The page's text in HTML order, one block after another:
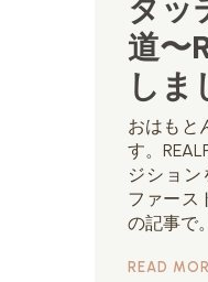
道〜
しま
おはもと
す。
ジション
ファース
の記事で
READ